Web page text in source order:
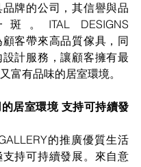
牌的公司，其信譽與品
。ITAL DESIGNS
顧客帶來高品質傢具，同
計服務，讓顧客擁有最
富有品味的居室環境。
居室環境 支持可持續發
的推廣優質生活
持可持續發展。來自意